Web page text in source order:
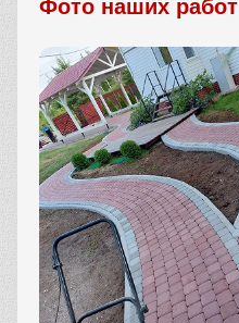
Фото наших работ